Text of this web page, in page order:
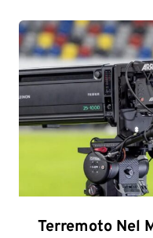
Terremoto Nel